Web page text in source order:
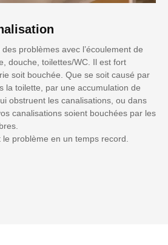
problèmes avec l’écoulement de
douche, toilettes/WC. Il est fort
soit bouchée. Que se soit causé par
la toilette, par une accumulation de
obstruent les canalisations, ou dans
canalisations soient bouchées par les
problème en un temps record.